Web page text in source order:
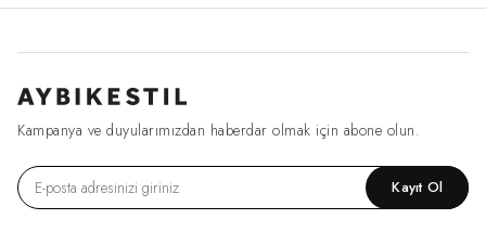
Kampanya ve duyularımızdan haberdar olmak için abone olun.
Kayıt Ol